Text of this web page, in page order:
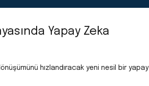
Yapay Zeka
hızlandıracak yeni nesil bir yapay